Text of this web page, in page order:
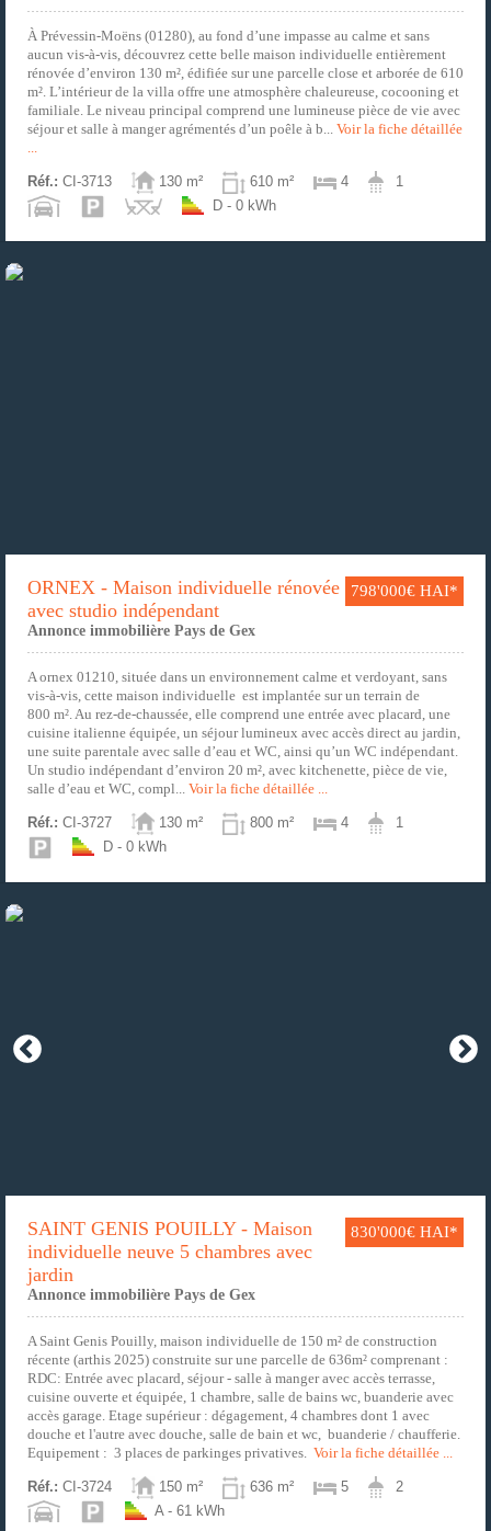
À Prévessin-Moëns (01280), au fond d’une impasse au calme et sans
aucun vis-à-vis, découvrez cette belle maison individuelle entièrement
rénovée d’environ 130 m², édifiée sur une parcelle close et arborée de 610
m². L’intérieur de la villa offre une atmosphère chaleureuse, cocooning et
familiale. Le niveau principal comprend une lumineuse pièce de vie avec
séjour et salle à manger agrémentés d’un poêle à b... Voir la fiche détaillée
...
Réf.: CI-3713 130 m² 610 m² 4
1
D - 0 kWh
798'000€ HAI*
ORNEX - Maison individuelle rénovée
avec studio indépendant
Annonce immobilière Pays de Gex
A ornex 01210, située dans un environnement calme et verdoyant, sans
vis-à-vis, cette maison individuelle est implantée sur un terrain de
800 m². Au rez-de-chaussée, elle comprend une entrée avec placard, une
cuisine italienne équipée, un séjour lumineux avec accès direct au jardin,
une suite parentale avec salle d’eau et WC, ainsi qu’un WC indépendant.
Un studio indépendant d’environ 20 m², avec kitchenette, pièce de vie,
salle d’eau et WC, compl... Voir la fiche détaillée ...
Réf.: CI-3727 130 m² 800 m² 4
1
D - 0 kWh
830'000€ HAI*
SAINT GENIS POUILLY - Maison
individuelle neuve 5 chambres avec
jardin
Annonce immobilière Pays de Gex
A Saint Genis Pouilly, maison individuelle de 150 m² de construction
récente (arthis 2025) construite sur une parcelle de 636m² comprenant :
RDC: Entrée avec placard, séjour - salle à manger avec accès terrasse,
cuisine ouverte et équipée, 1 chambre, salle de bains wc, buanderie avec
accès garage. Etage supérieur : dégagement, 4 chambres dont 1 avec
douche et l'autre avec douche, salle de bain et wc, buanderie / chaufferie.
Equipement : 3 places de parkinges privatives. Voir la fiche détaillée ...
Réf.: CI-3724 150 m² 636 m² 5
2
A - 61 kWh